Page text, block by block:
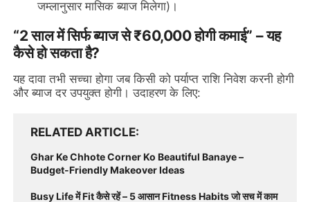
जम्लानुसार मासिक ब्याज मिलेगा)।
“2 साल में सिर्फ ब्याज से ₹60,000 होगी कमाई” – यह
कैसे हो सकता है?
यह दावा तभी सच्चा होगा जब किसी को पर्याप्त राशि निवेश करनी होगी
और ब्याज दर उपयुक्त होगी। उदाहरण के लिए:
RELATED ARTICLE
Ghar Ke Chhote Corner Ko Beautiful Banaye –
Budget-Friendly Makeover Ideas
Busy Life में Fit कैसे रहें – 5 आसान Fitness Habits जो सच में काम